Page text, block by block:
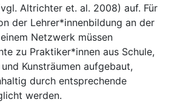
Altrichter et. al. 2008) auf. Für
der Lehrer*innenbildung an der
Netzwerk müssen
zu Praktiker*innen aus Schule,
Kunsträumen aufgebaut,
durch entsprechende
werden.